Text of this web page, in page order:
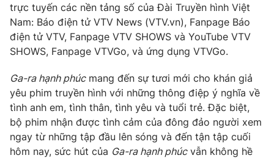
Hậu trường
Nhân vật
Khán giả
Giải sao mai
Điện ảnh
Âm nhạc
Đời sống
Du lịch
Làm đẹp
Chất lượng cuộc sống
Tuyển sinh
Học trực tuyến
Công nghệ
Hitech Công nghệ tương lai
Sản phẩm
Giao lưu trực tuyến
trực tuyến các nền tảng số của Đài Truyền hình Việt
Nam: Báo điện tử VTV News (VTV.vn), Fanpage Báo
điện tử VTV, Fanpage VTV SHOWS và YouTube VTV
SHOWS, Fanpage VTVGo, và ứng dụng VTVGo.
Ga-ra hạnh phúcmang đến sự tươi mới cho khán giả
yêu phim truyền hình với những thông điệp ý nghĩa về
tình anh em, tình thân, tình yêu và tuổi trẻ. Đặc biệt,
bộ phim nhận được tình cảm của đông đảo người xem
ngay từ những tập đầu lên sóng và đến tận tập cuối
hôm nay, sức hút của Ga-ra hạnh phúcvẫn không hề